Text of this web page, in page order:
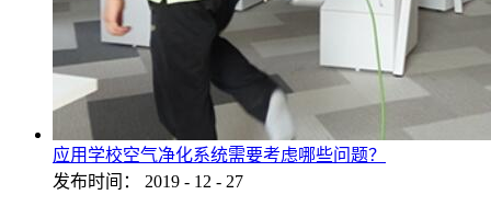
应用学校空气净化系统需要考虑哪些问题？
发布时间：
2019 - 12 - 27